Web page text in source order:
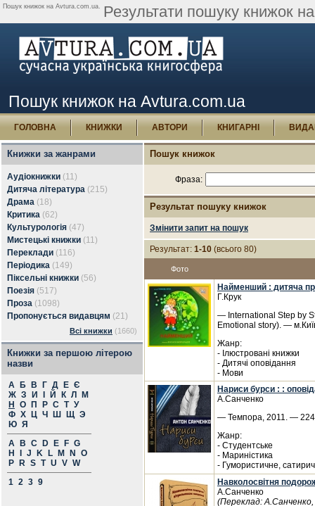
Пошук книжок на Avtura.com.ua. Результати пошуку книжок
Пошук книжок на Avtura.com.ua
ГОЛОВНА КНИЖКИ АВТОРИ КНИГАРНІ
Книжки за жанрами
Аудіокнижки (11)
Дитяча література (215)
Драма (18)
Критика (62)
Культурологія (47)
Мистецькі книжки (11)
Переклади (116)
Періодика (149)
Піксельні книжки (56)
Поезія (517)
Проза (1098)
Пропонується видавцям (21)
Всі книжки (1660)
Книжки за першою літерою
назви
А Б В Г Д Е Є
Ж З И Й К Л
М
Н
О П Р С Т У
Ф Х Ц Ч Ш Щ Э
Ю Я
A
B C D E F G
H
J K L M N
O
P
R S T U V W
1 2 3 9
Пошук книжок
Фраза:
Результат пошуку книжок
Змінити запит на пошук
Результат: 1-10 (всього 80)
Фото
Найменший : дитяча
Г.Крук
— International Step by
Emotional story). —
Жанр:
- Ілюстровані книжки
- Дитячі оповідання
- Мови
Нариси бурси : :
А.Санченко
— Темпора, 2011. — 224
Жанр:
- Студентське
- Мариністика
- Гумористичне,
Навколосвітня
А.Санченко
(Переклад: